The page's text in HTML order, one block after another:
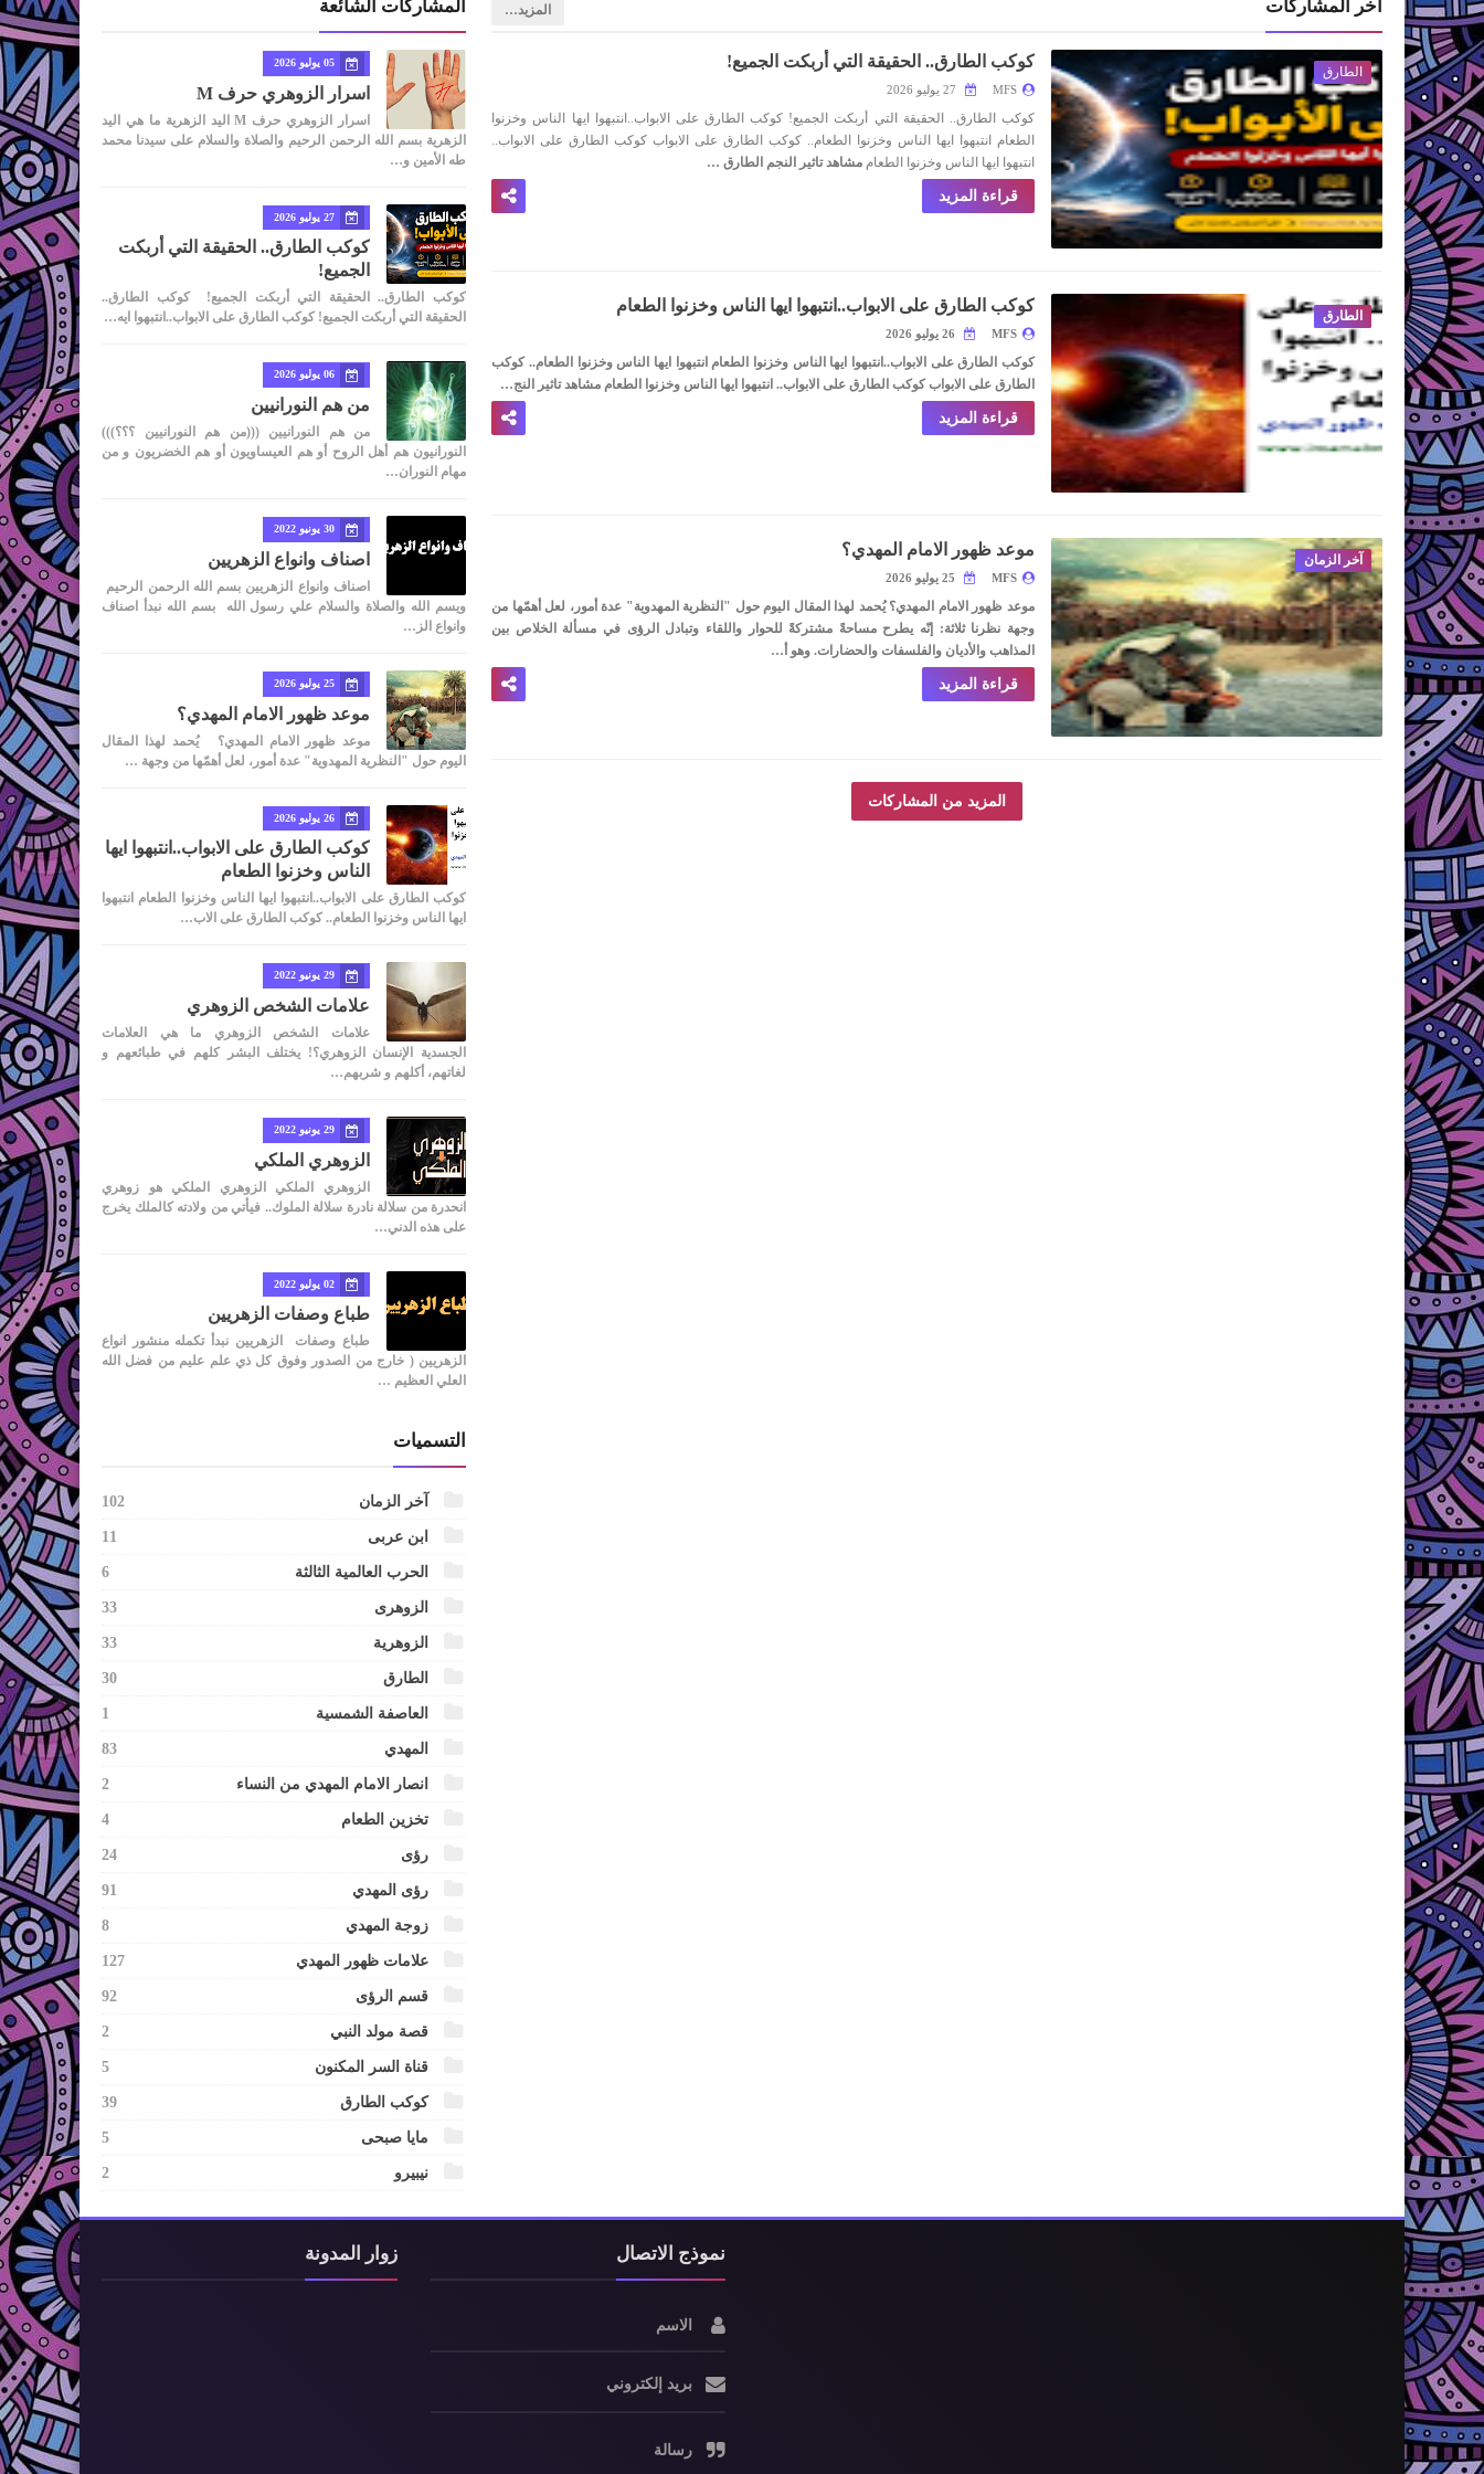
آخر المشاركات ‏المزيد…
الطارق
كوكب الطارق.. الحقيقة التي أربكت الجميع!
MFS
كوكب الطارق.. الحقيقة التي أربكت الجميع! كوكب الطارق على الابواب..انتبهوا ايها الناس وخزنوا
الطعام انتبهوا ايها الناس وخزنوا الطعام.. كوكب الطارق على الابواب كوكب الطارق على الابواب..
انتبهوا ايها الناس وخزنوا الطعام مشاهد تاثير النجم الطارق …
قراءة المزيد
الطارق
كوكب الطارق على الابواب..انتبهوا ايها الناس وخزنوا الطعام
MFS
كوكب الطارق على الابواب..انتبهوا ايها الناس وخزنوا الطعام انتبهوا ايها الناس وخزنوا الطعام.. كوكب
الطارق على الابواب كوكب الطارق على الابواب.. انتبهوا ايها الناس وخزنوا الطعام مشاهد تاثير النج…
قراءة المزيد
آخر الزمان
موعد ظهور الامام المهدي؟
MFS
موعد ظهور الامام المهدي؟يُحمد لهذا المقال اليوم حول "النظرية المهدوية" عدة أمور، لعل أهمّها من
وجهة نظرنا ثلاثة: إنّه يطرح مساحةً مشتركةً للحوار واللقاء وتبادل الرؤى في مسألة الخلاص بين
المذاهب والأديان والفلسفات والحضارات. وهو أ…
قراءة المزيد
المزيد من المشاركات
المشاركات الشائعة
05 يوليو 2026
اسرار الزوهري حرف M
اسرار الزوهري حرف M اليد الزهرية ما هي اليد
الزهرية بسم الله الرحمن الرحيم والصلاة والسلام على سيدنا محمد
طه الأمين و…
27 يوليو 2026
كوكب الطارق.. الحقيقة التي أربكت
الجميع!
كوكب الطارق.. الحقيقة التي أربكت الجميع! كوكب الطارق..
الحقيقة التي أربكت الجميع! كوكب الطارق على الابواب..انتبهوا ايه…
06 يوليو 2026
من هم النورانيين
من هم النورانيين (((من هم النورانيين ؟؟؟)))
النورانيون هم أهل الروح أو هم العيساويون أو هم الخضريون و من
مهام النوران…
30 يونيو 2022
اصناف وانواع الزهريين
اصناف وانواع الزهريين بسم الله الرحمن الرحيم
ويسم الله والصلاة والسلام علي رسول الله بسم الله نبدأ اصناف
وانواع الز…
25 يوليو 2026
موعد ظهور الامام المهدي؟
موعد ظهور الامام المهدي؟ يُحمد لهذا المقال
اليوم حول "النظرية المهدوية" عدة أمور، لعل أهمّها من وجهة …
26 يوليو 2026
كوكب الطارق على الابواب..انتبهوا ايها
الناس وخزنوا الطعام
كوكب الطارق على الابواب..انتبهوا ايها الناس وخزنوا الطعام انتبهوا
ايها الناس وخزنوا الطعام.. كوكب الطارق على الاب…
29 يونيو 2022
علامات الشخص الزوهري
علامات الشخص الزوهري ما هي العلامات
الجسدية الإنسان الزوهري؟! يختلف البشر كلهم في طبائعهم و
لغاتهم، أكلهم و شربهم…
29 يونيو 2022
الزوهري الملكي
الزوهري الملكي الزوهري الملكي هو زوهري
انحدرة من سلالة نادرة سلالة الملوك.. فيأتي من ولادته كالملك يخرج
على هذه الدني…
02 يوليو 2022
طباع وصفات الزهريين
طباع وصفات الزهريين نبدأ تكمله منشور انواع
الزهريين ( خارج من الصدور وفوق كل ذي علم عليم من فضل الله
العلي العظيم …
التسميات
آخر الزمان 102
ابن عربى 11
الحرب العالمية الثالثة 6
الزوهرى 33
الزوهرية 33
الطارق 30
العاصفة الشمسية 1
المهدي 83
انصار الامام المهدي من النساء 2
تخزين الطعام 4
رؤى 24
رؤى المهدي 91
زوجة المهدي 8
علامات ظهور المهدي 127
قسم الرؤى 92
قصة مولد النبي 2
قناة السر المكنون 5
كوكب الطارق 39
مايا صبحى 5
نيبيرو 2
نموذج الاتصال
الاسم
بريد إلكتروني
رسالة
زوار المدونة